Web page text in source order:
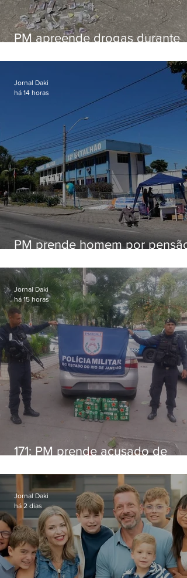
PM apreende drogas durante
PM prende homem por pensão
Jornal Daki
há 14 horas
171: PM prende acusado de
Niterói
Jornal Daki
há 15 horas
Jornal Daki
há 2 dias